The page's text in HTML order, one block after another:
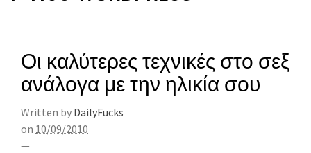
Οι καλύτερες τεχνικές στο σεξ
ανάλογα με την ηλικία σου
Written by DailyFucks
on 10/09/2010
—